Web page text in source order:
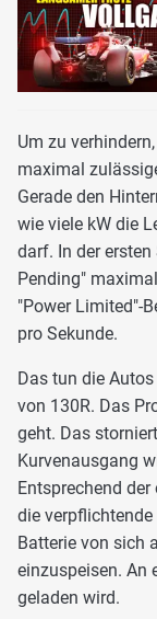
Um zu
maximal
Gerade den
wie viele kW die
darf. In der
Pending"
"Power Limited"-
pro Sekunde.
Das tun die
von 130R. Das
geht. Das
Kurvenausgang
Entsprechend
die
Batterie von sich
einzuspeisen. An
geladen wird.